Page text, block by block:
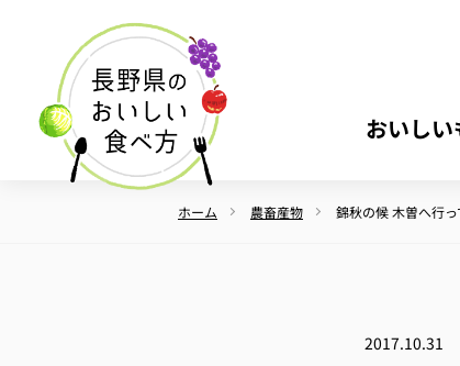
おいし
ホーム 農畜産物 錦秋の候 木曽へ行
2017.10.31